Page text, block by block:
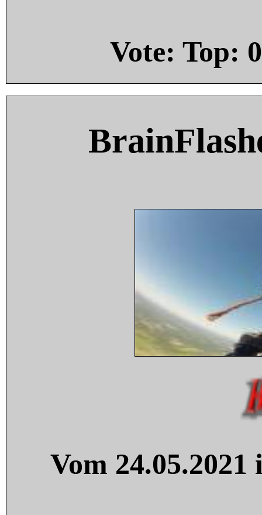
Vote: Top: 0
Vom